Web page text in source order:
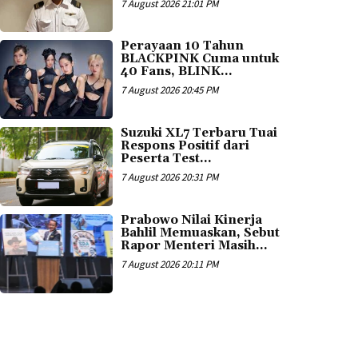
7 August 2026 21:01 PM
Perayaan 10 Tahun
BLACKPINK Cuma untuk
40 Fans, BLINK...
7 August 2026 20:45 PM
Suzuki XL7 Terbaru Tuai
Respons Positif dari
Peserta Test...
7 August 2026 20:31 PM
Prabowo Nilai Kinerja
Bahlil Memuaskan, Sebut
Rapor Menteri Masih...
7 August 2026 20:11 PM